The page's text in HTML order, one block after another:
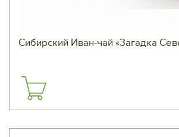
Сибирский Иван-чай «Загадка